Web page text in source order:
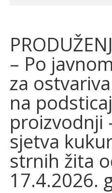
Službeni glasnici
Javne nabavke
Značajni datumi i
Program energetske
sektoru
– Po
za
na
proizvodnji
sjetva
strnih žita
17.4.2026.